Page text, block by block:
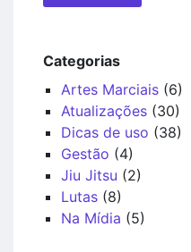
Categorias
Artes Marciais (6)
Atualizações (30)
Dicas de uso (38)
Gestão (4)
Jiu Jitsu (2)
Lutas (8)
Na Mídia (5)